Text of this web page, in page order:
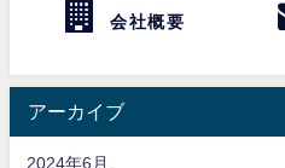
会社概要
アーカイブ
2024年6月